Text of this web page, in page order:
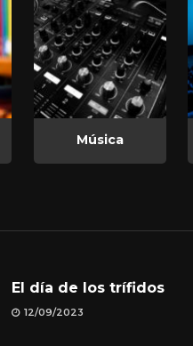
Música
El día de los trífidos
12/09/2023